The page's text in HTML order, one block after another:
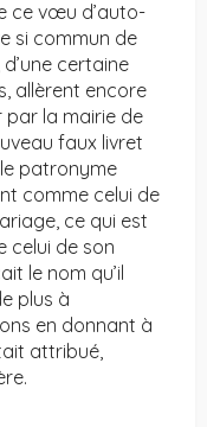
ce vœu d’auto-
si commun de
certaine
allèrent encore
par la mairie de
faux livret
patronyme
comme celui de
ce qui est
celui de son
le nom qu’il
plus à
en donnant à
attribué,